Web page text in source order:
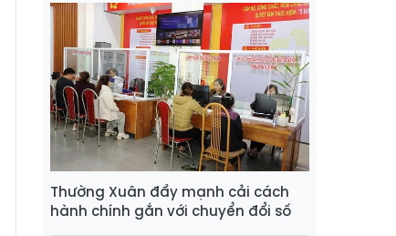
Thường Xuân đẩy mạnh cải cách
hành chính gắn với chuyển đổi số